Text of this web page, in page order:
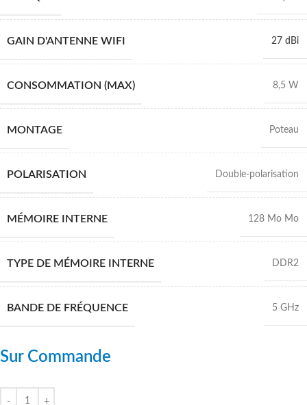
GAIN D'ANTENNE WIFI 27 dBi
CONSOMMATION (MAX) 8,5 W
MONTAGE Poteau
POLARISATION Double-polarisation
MÉMOIRE INTERNE 128 Mo Mo
TYPE DE MÉMOIRE INTERNE DDR2
BANDE DE FRÉQUENCE 5 GHz
Sur Commande